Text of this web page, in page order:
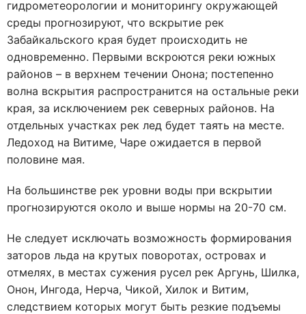
гидрометеорологии и мониторингу окружающей
среды прогнозируют, что вскрытие рек
Забайкальского края будет происходить не
одновременно. Первыми вскроются реки южных
районов – в верхнем течении Онона; постепенно
волна вскрытия распространится на остальные реки
края, за исключением рек северных районов. На
отдельных участках рек лед будет таять на месте.
Ледоход на Витиме, Чаре ожидается в первой
половине мая.
На большинстве рек уровни воды при вскрытии
прогнозируются около и выше нормы на 20-70 см.
Не следует исключать возможность формирования
заторов льда на крутых поворотах, островах и
отмелях, в местах сужения русел рек Аргунь, Шилка,
Онон, Ингода, Нерча, Чикой, Хилок и Витим,
следствием которых могут быть резкие подъемы